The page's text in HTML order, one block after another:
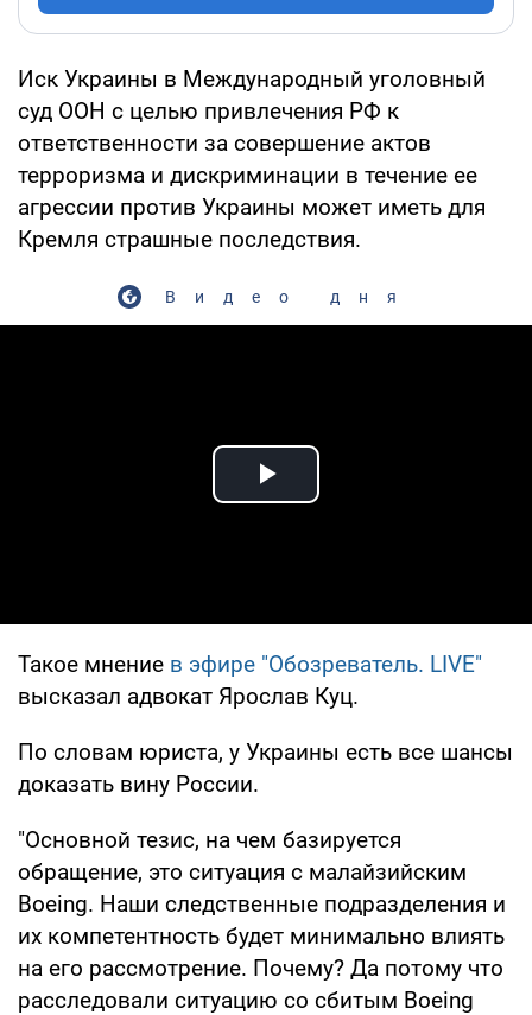
Иск Украины в Международный уголовный
суд ООН с целью привлечения РФ к
ответственности за совершение актов
терроризма и дискриминации в течение ее
агрессии против Украины может иметь для
Кремля страшные последствия.
Видео дня
Play Video
Такое мнение в эфире "Обозреватель. LIVE"
высказал адвокат Ярослав Куц.
По словам юриста, у Украины есть все шансы
доказать вину России.
"Основной тезис, на чем базируется
обращение, это ситуация с малайзийским
Boeing. Наши следственные подразделения и
их компетентность будет минимально влиять
на его рассмотрение. Почему? Да потому что
расследовали ситуацию со сбитым Boeing